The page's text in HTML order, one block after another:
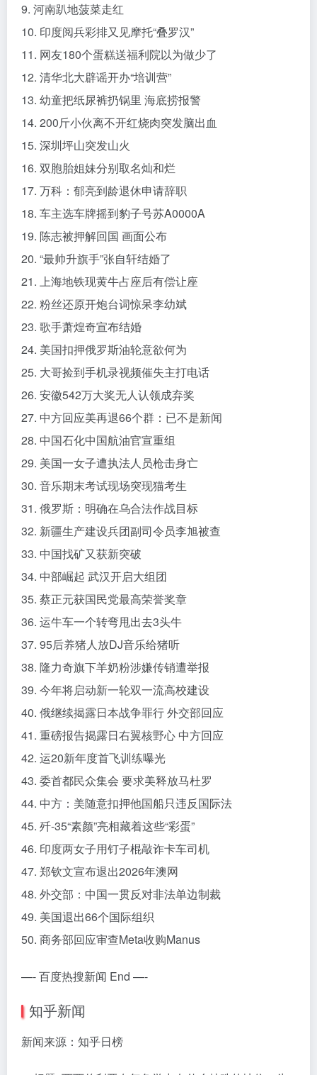
9. 河南趴地菠菜走红
10. 印度阅兵彩排又见摩托“叠罗汉”
11. 网友180个蛋糕送福利院以为做少了
12. 清华北大辟谣开办“培训营”
13. 幼童把纸尿裤扔锅里 海底捞报警
14. 200斤小伙离不开红烧肉突发脑出血
15. 深圳坪山突发山火
16. 双胞胎姐妹分别取名灿和烂
17. 万科：郁亮到龄退休申请辞职
18. 车主选车牌摇到豹子号苏A0000A
19. 陈志被押解回国 画面公布
20. “最帅升旗手”张自轩结婚了
21. 上海地铁现黄牛占座后有偿让座
22. 粉丝还原开炮台词惊呆李幼斌
23. 歌手萧煌奇宣布结婚
24. 美国扣押俄罗斯油轮意欲何为
25. 大哥捡到手机录视频催失主打电话
26. 安徽542万大奖无人认领成弃奖
27. 中方回应美再退66个群：已不是新闻
28. 中国石化中国航油官宣重组
29. 美国一女子遭执法人员枪击身亡
30. 音乐期末考试现场突现猫考生
31. 俄罗斯：明确在乌合法作战目标
32. 新疆生产建设兵团副司令员李旭被查
33. 中国找矿又获新突破
34. 中部崛起 武汉开启大组团
35. 蔡正元获国民党最高荣誉奖章
36. 运牛车一个转弯甩出去3头牛
37. 95后养猪人放DJ音乐给猪听
38. 隆力奇旗下羊奶粉涉嫌传销遭举报
39. 今年将启动新一轮双一流高校建设
40. 俄继续揭露日本战争罪行 外交部回应
41. 重磅报告揭露日右翼核野心 中方回应
42. 运20新年度首飞训练曝光
43. 委首都民众集会 要求美释放马杜罗
44. 中方：美随意扣押他国船只违反国际法
45. 歼-35“素颜”亮相藏着这些“彩蛋”
46. 印度两女子用钉子棍敲诈卡车司机
47. 郑钦文宣布退出2026年澳网
48. 外交部：中国一贯反对非法单边制裁
49. 美国退出66个国际组织
50. 商务部回应审查Meta收购Manus
—- 百度热搜新闻 End —-
知乎新闻
新闻来源：知乎日榜